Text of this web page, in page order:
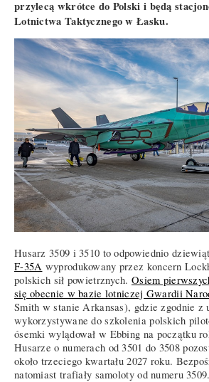
przylecą wkrótce do Polski i będą
Lotnictwa Taktycznego w Łasku.
Husarz 3509 i 3510 to odpowiednio
F-35A wyprodukowany przez koncern
polskich sił powietrznych. Osiem
się obecnie w bazie lotniczej Gwardii
Smith w stanie Arkansas), gdzie zgodnie z
wykorzystywane do szkolenia polskich
ósemki wylądował w Ebbing na początku
Husarze o numerach od 3501 do 3508
około trzeciego kwartału 2027 roku.
natomiast trafiały samoloty od numeru 3509.